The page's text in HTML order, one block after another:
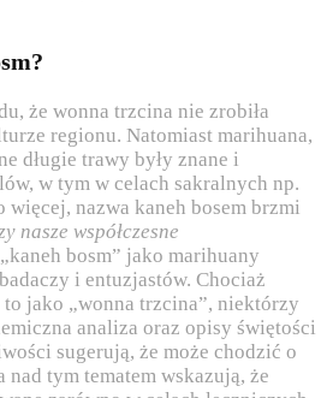
że wonna trzcina nie zrobiła
regionu. Natomiast marihuana,
długie trawy były znane i
w tym w celach sakralnych np.
więcej, nazwa kaneh bosem brzmi
nasze współczesne
bosm” jako marihuany
i entuzjastów. Chociaż
jako „wonna trzcina”, niektórzy
analiza oraz opisy świętości
sugerują, że może chodzić o
tym tematem wskazują, że